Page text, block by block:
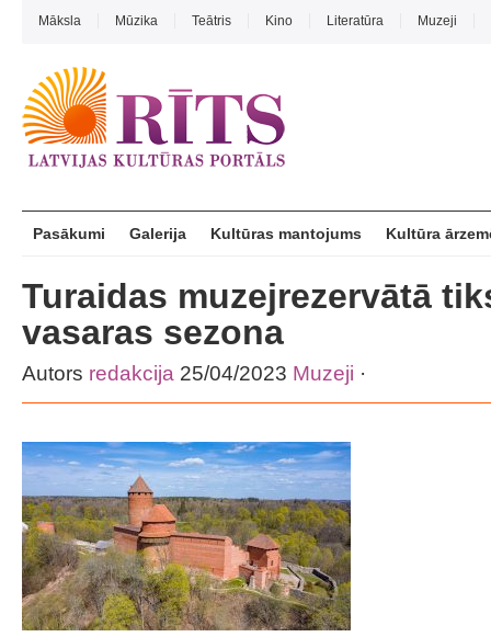
Māksla Mūzika Teātris Kino Literatūra Muzeji
Pasākumi Galerija Kultūras mantojums Kultūra
Turaidas muzejrezervātā
vasaras sezona
Autors redakcija 25/04/2023 Muzeji ·